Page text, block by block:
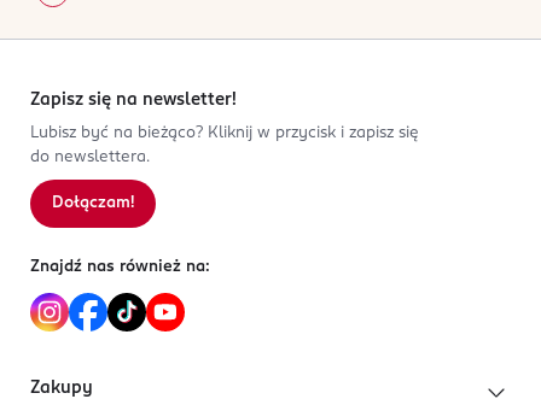
Zapisz się na newsletter!
Lubisz być na bieżąco? Kliknij w przycisk i zapisz się
do newslettera.
Dołączam!
Znajdź nas również na:
Zakupy